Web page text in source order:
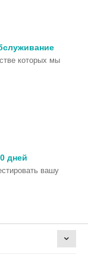
которых мы
дней
вашу